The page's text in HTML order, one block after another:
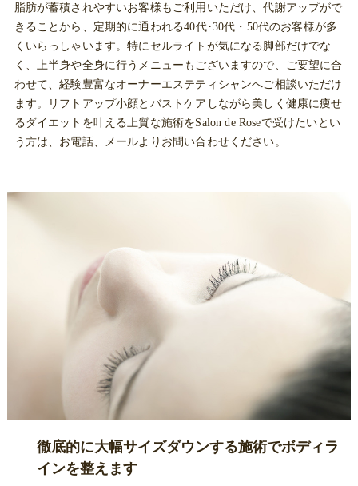
脂肪が蓄積されやすいお客様もご利用いただけ、代謝アップがで
きることから、定期的に通われる40代･30代・50代のお客様が多
くいらっしゃいます。特にセルライトが気になる脚部だけでな
く、上半身や全身に行うメニューもございますので、ご要望に合
わせて、経験豊富なオーナーエステティシャンへご相談いただけ
ます。リフトアップ小顔とバストケアしながら美しく健康に痩せ
るダイエットを叶える上質な施術をSalon de Roseで受けたいとい
う方は、お電話、メールよりお問い合わせください。
徹底的に大幅サイズダウンする施術でボディラ
インを整えます